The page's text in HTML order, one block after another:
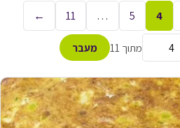
4
5
…
11
←
מתוך 11 מעבר